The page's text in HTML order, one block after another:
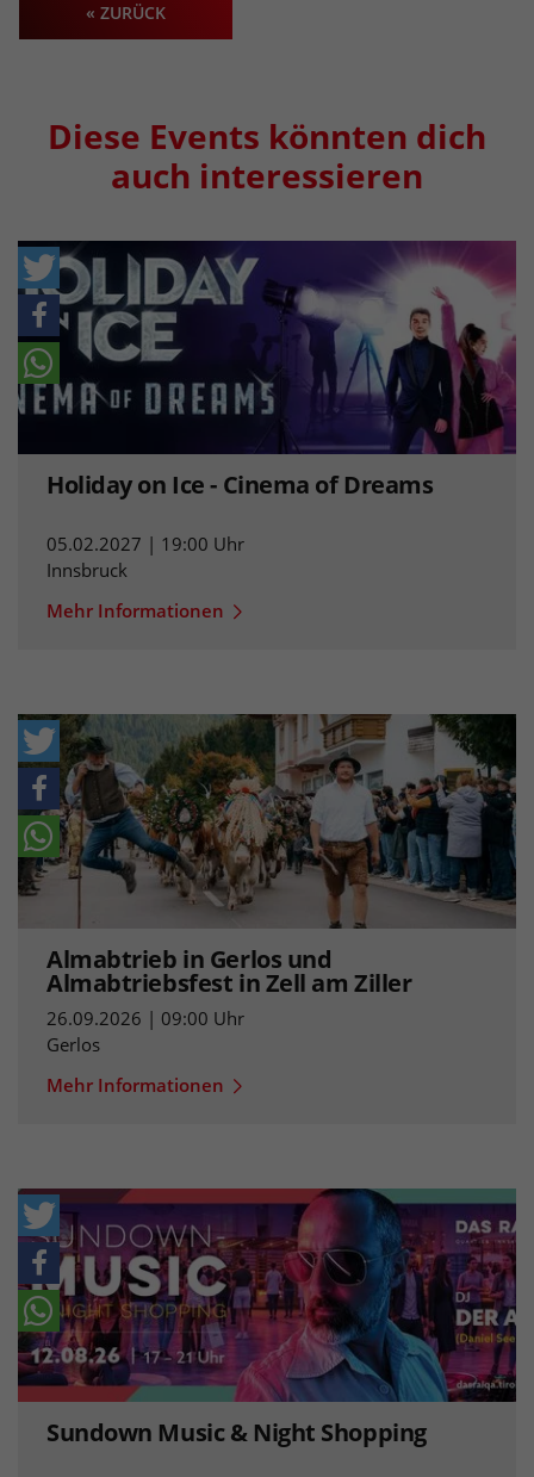
« ZURÜCK
Diese Events könnten dich
auch interessieren
Holiday on Ice - Cinema of Dreams
05.02.2027 | 19:00 Uhr
Innsbruck
Mehr Informationen
Almabtrieb in Gerlos und
Almabtriebsfest in Zell am Ziller
26.09.2026 | 09:00 Uhr
Gerlos
Mehr Informationen
Sundown Music & Night Shopping